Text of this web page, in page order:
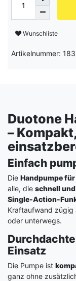
Wunschliste
Artikelnummer:
Duotone
–
Einfach
Die Handpumpe für
alle, die schnell
Single-Action-
Kraftaufwand zügig
oder unterwegs.
Einsatz
Die Pumpe ist
ganz ohne